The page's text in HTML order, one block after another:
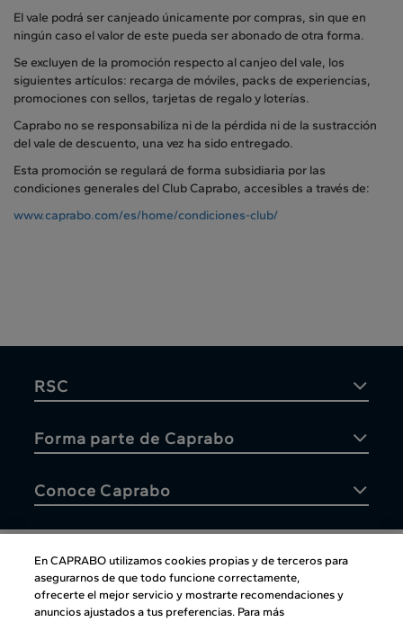
El vale podrá ser canjeado únicamente por compras, sin que en
ningún caso el valor de este pueda ser abonado de otra forma.
Se excluyen de la promoción respecto al canjeo del vale, los
siguientes artículos: recarga de móviles, packs de experiencias,
promociones con sellos, tarjetas de regalo y loterías.
Caprabo no se responsabiliza ni de la pérdida ni de la sustracción
del vale de descuento, una vez ha sido entregado.
Esta promoción se regulará de forma subsidiaria por las
condiciones generales del Club Caprabo, accesibles a través de:
www.caprabo.com/es/home/condiciones-club/
RSC
Forma parte de Caprabo
Conoce Caprabo
Atención al cliente
En CAPRABO utilizamos cookies propias y de terceros para
asegurarnos de que todo funcione correctamente,
ofrecerte el mejor servicio y mostrarte recomendaciones y
anuncios ajustados a tus preferencias. Para más